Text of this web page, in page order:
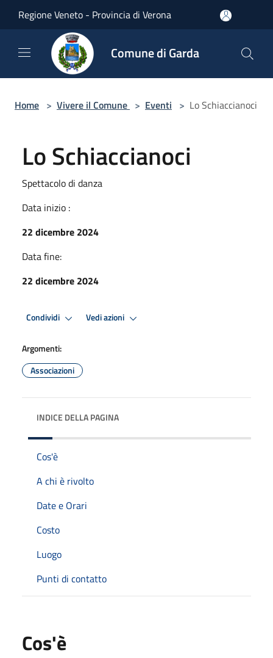
Regione Veneto - Provincia di Verona
Comune di Garda
Home > Vivere il Comune > Eventi > Lo Schiaccianoci
Lo Schiaccianoci
Spettacolo di danza
Data inizio :
22 dicembre 2024
Data fine:
22 dicembre 2024
Condividi Vedi azioni
Argomenti:
Associazioni
INDICE DELLA PAGINA
Cos'è
A chi è rivolto
Date e Orari
Costo
Luogo
Punti di contatto
Cos'è